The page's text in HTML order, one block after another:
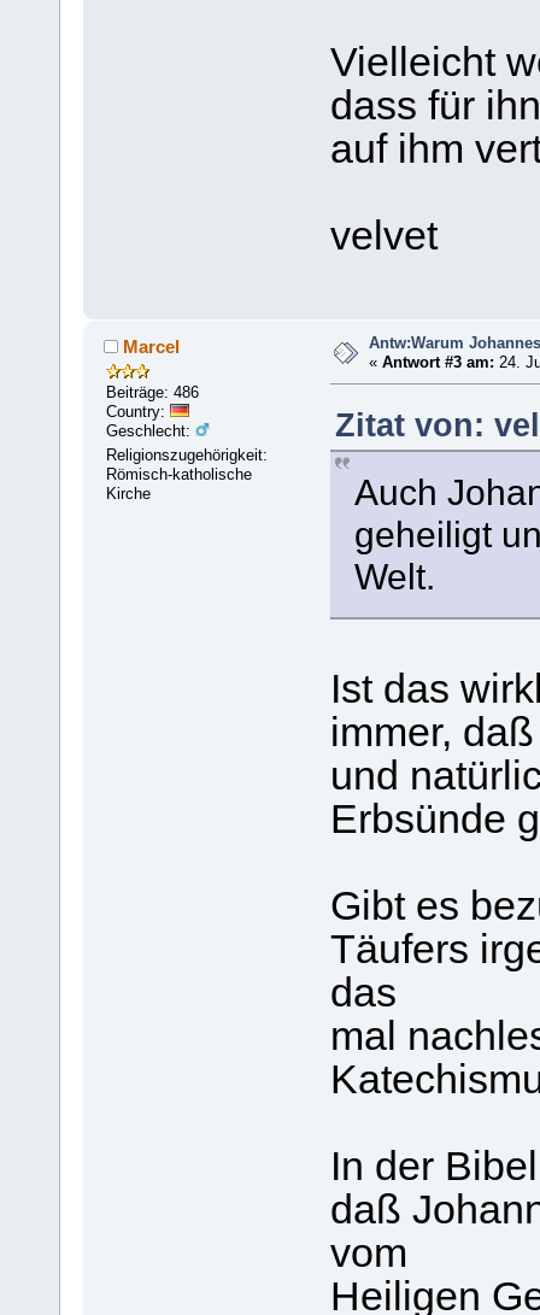
Vielleicht
dass für
auf ihm
velvet
Marcel
Beiträge: 486
Country:
Geschlecht:
Religionszugehörigkeit:
Römisch-katholische
Kirche
Antw:Warum
«Antwort #3 am: 24.
Zitat von:
Auch
geheiligt
Welt.
Ist das
immer,
und
Erbsünde
Gibt es
Täufers
das
mal
In der
daß
vom
Heiligen